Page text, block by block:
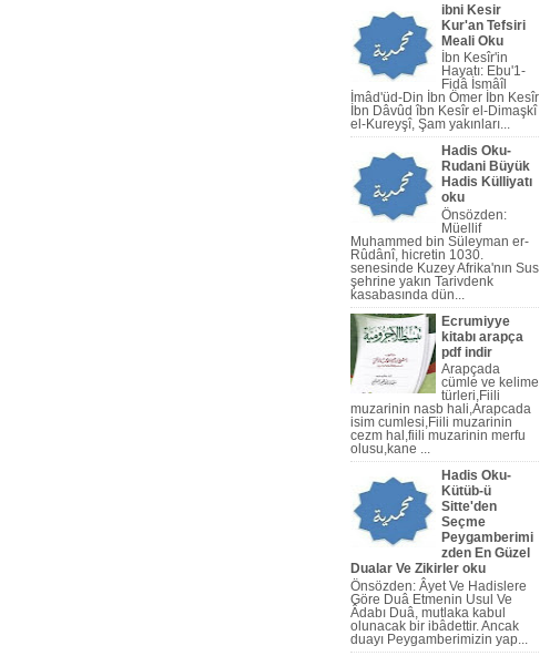
Nahiv
ibni Kesir
Kur'an Tefsiri
Meali Oku
İbn Kesîr'in
Hayatı: Ebu'1-
Fidâ İsmâîl
İmâd'üd-Din İbn Ömer İbn Kesîr
İbn Dâvûd îbn Kesîr el-Dimaşkî
el-Kureyşî, Şam yakınları...
Hadis Oku-
Rudani Büyük
Hadis Külliyatı
oku
Önsözden:
Müellif
Muhammed bin Süleyman er-
Rûdânî, hicretin 1030.
senesinde Kuzey Afrika'nın Sus
şehrine yakın Tarivdenk
kasabasında dün...
Ecrumiyye
kitabı arapça
pdf indir
Arapçada
cümle ve kelime
türleri,Fiili
muzarinin nasb hali,Arapcada
isim cumlesi,Fiili muzarinin
cezm hal,fiili muzarinin merfu
olusu,kane ...
Hadis Oku-
Kütüb-ü
Sitte'den
Seçme
Peygamberimi
zden En Güzel
Dualar Ve Zikirler oku
Önsözden: Âyet Ve Hadislere
Göre Duâ Etmenin Usul Ve
Âdabı Duâ, mutlaka kabul
olunacak bir ibâdettir. Ancak
duayı Peygamberi­mizin yap...